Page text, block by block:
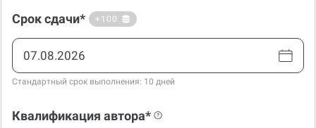
Срок сдачи* +100
Стандартный срок выполнения: 10 дней
Квалификация автора*